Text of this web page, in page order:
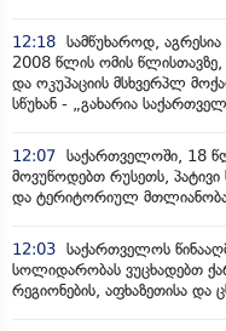
12:18 სამწუხაროდ,
2008 წლის ომის წლისთავზე,
და ოკუპაციის მსხვერპლ
სწუხან - „გახარია
12:07 საქართველოში, 18
მოვუწოდებთ რუსეთს, პატივი
და ტერიტორიულ
12:03 საქართველოს
სოლიდარობას ვუცხადებთ
რეგიონების, აფხაზეთისა და